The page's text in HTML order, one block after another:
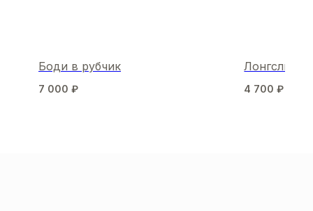
Боди в рубчик
7 000 ₽
Лонгслив
4 700 ₽